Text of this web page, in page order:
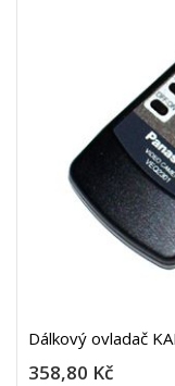
Dálkový ovladač
358,80 Kč